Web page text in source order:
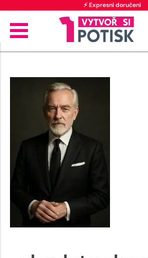
⚡ Expresní doručení